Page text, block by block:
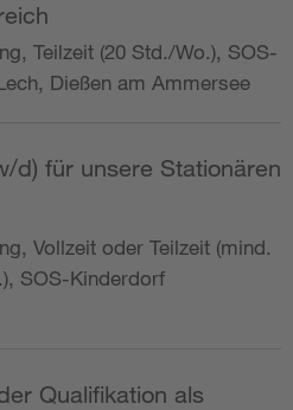
Teilzeit (20 Std./Wo.), SOS-
Dießen am Ammersee
d) für unsere Stationären
Vollzeit oder Teilzeit (mind.
SOS-Kinderdorf
Qualifikation als